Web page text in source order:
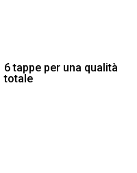
6 tappe per una qualità
totale